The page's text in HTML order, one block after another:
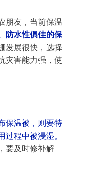
防水性俱佳的保
发展很快，选择
灾害能力强，使
保温被，则要特
程中被浸湿。
要及时修补解